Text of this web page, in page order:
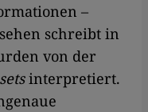
–
schreibt in
von der
interpretiert.